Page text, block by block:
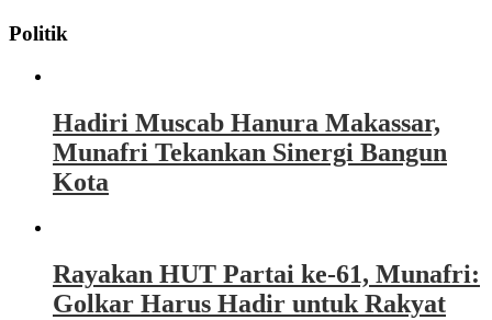
Politik
Hadiri Muscab Hanura Makassar,
Munafri Tekankan Sinergi Bangun
Kota
Rayakan HUT Partai ke-61, Munafri:
Golkar Harus Hadir untuk Rakyat